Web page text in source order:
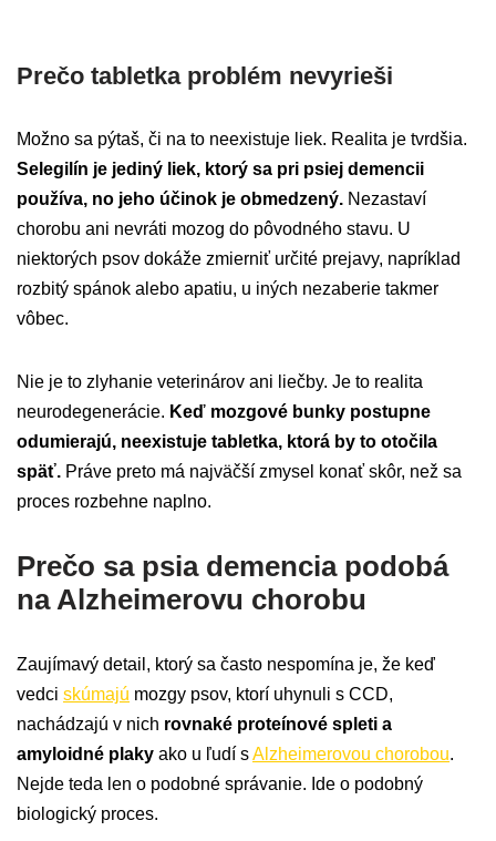
Prečo tabletka problém nevyrieši
Možno sa pýtaš, či na to neexistuje liek. Realita je tvrdšia.
Selegilín je jediný liek, ktorý sa pri psiej demencii
používa, no jeho účinok je obmedzený. Nezastaví
chorobu ani nevráti mozog do pôvodného stavu. U
niektorých psov dokáže zmierniť určité prejavy, napríklad
rozbitý spánok alebo apatiu, u iných nezaberie takmer
vôbec.
Nie je to zlyhanie veterinárov ani liečby. Je to realita
neurodegenerácie. Keď mozgové bunky postupne
odumierajú, neexistuje tabletka, ktorá by to otočila
späť. Práve preto má najväčší zmysel konať skôr, než sa
proces rozbehne naplno.
Prečo sa psia demencia podobá
na Alzheimerovu chorobu
Zaujímavý detail, ktorý sa často nespomína je, že keď
vedci skúmajú mozgy psov, ktorí uhynuli s CCD,
nachádzajú v nich rovnaké proteínové spleti a
amyloidné plaky ako u ľudí sAlzheimerovou chorobou.
Nejde teda len o podobné správanie. Ide o podobný
biologický proces.